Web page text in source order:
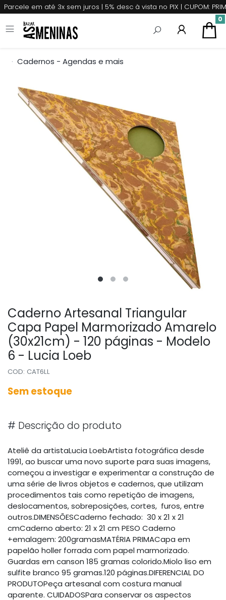
Parcele em até 3x sem juros | 5% desc à vista no PIX | CUPOM:
0
Cadernos - Agendas e mais
Caderno Artesanal Triangular
Capa Papel Marmorizado Amarelo
(30x21cm) - 120 páginas - Modelo
6 - Lucia Loeb
COD: CAT6LL
Sem estoque
# Descrição do produto
Ateliê da artistaLucia LoebArtista fotográfica desde
1991, ao buscar uma novo suporte para suas imagens,
começou a investigar e experimentar a construção de
uma série de livros objetos e cadernos, que utilizam
procedimentos tais como repetição de imagens,
deslocamentos, sobreposições, cortes, furos, entre
outros.DIMENSÕESCaderno fechado: 30 x 21 x 21
cmCaderno aberto: 21 x 21 cm PESO Caderno
+emalagem: 200gramasMATÉRIA PRIMACapa em
papelão holler forrada com papel marmorizado.
Guardas em canson 185 gramas colorido.Miolo liso em
sulfite branco 95 gramas.120 páginas.DIFERENCIAL DO
PRODUTOPeça artesanal com costura manual
aparente. CUIDADOSPara conservar os aspectos